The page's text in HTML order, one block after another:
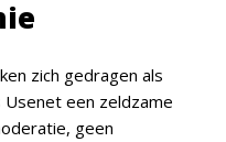
zich gedragen als
een zeldzame
geen